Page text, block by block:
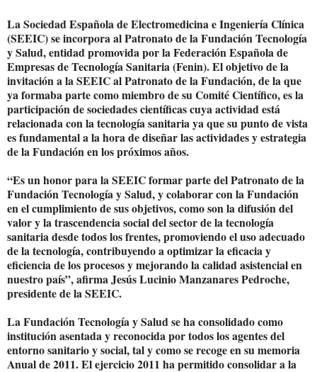
La Sociedad Española de Electromedicina e Ingeniería Clínica
(SEEIC) se incorpora al Patronato de la Fundación Tecnología
y Salud, entidad promovida por la Federación Española de
Empresas de Tecnología Sanitaria (Fenin). El objetivo de la
invitación a la SEEIC al Patronato de la Fundación, de la que
ya formaba parte como miembro de su Comité Científico, es la
participación de sociedades científicas cuya actividad está
relacionada con la tecnología sanitaria ya que su punto de vista
es fundamental a la hora de diseñar las actividades y estrategia
de la Fundación en los próximos años.
“Es un honor para la SEEIC formar parte del Patronato de la
Fundación Tecnología y Salud, y colaborar con la Fundación
en el cumplimiento de sus objetivos, como son la difusión del
valor y la trascendencia social del sector de la tecnología
sanitaria desde todos los frentes, promoviendo el uso adecuado
de la tecnología, contribuyendo a optimizar la eficacia y
eficiencia de los procesos y mejorando la calidad asistencial en
nuestro país”, afirma Jesús Lucinio Manzanares Pedroche,
presidente de la SEEIC.
La Fundación Tecnología y Salud se ha consolidado como
institución asentada y reconocida por todos los agentes del
entorno sanitario y social, tal y como se recoge en su memoria
Anual de 2011. El ejercicio 2011 ha permitido consolidar a la